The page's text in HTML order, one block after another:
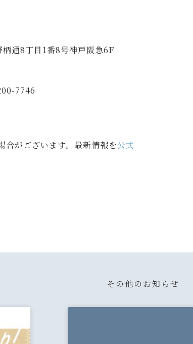
通8丁目1番8号神戸阪急6F
7746
がございます。最新情報を公式
その他のお知らせ